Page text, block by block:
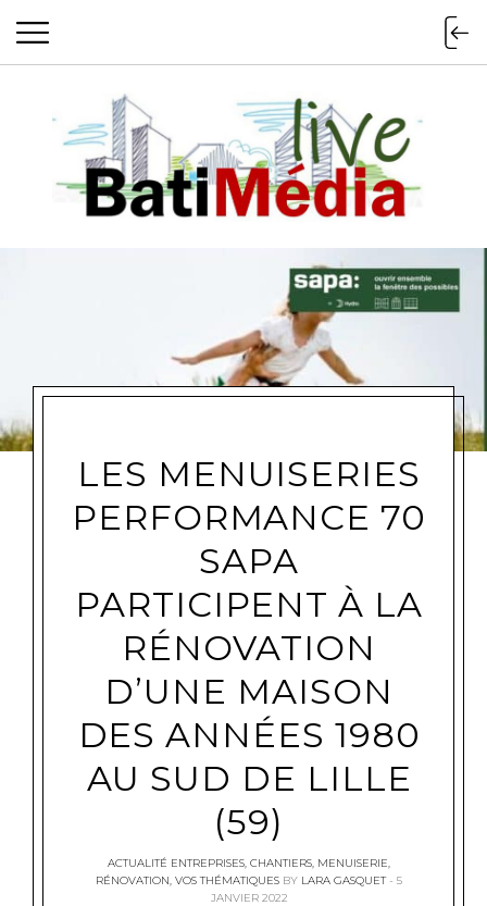
Batimedialive
LES MENUISERIES
PERFORMANCE 70
SAPA
PARTICIPENT À LA
RÉNOVATION
D’UNE MAISON
DES ANNÉES 1980
AU SUD DE LILLE
(59)
ACTUALITÉ ENTREPRISES, CHANTIERS, MENUISERIE,
RÉNOVATION, VOS THÉMATIQUES BY LARA GASQUET
5
JANVIER 2022